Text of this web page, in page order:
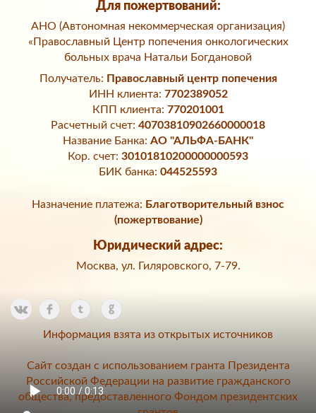
Для пожертвований:
АНО (Автономная некоммерческая организация)
«Православный Центр попечения онкологических
больных врача Натальи Богдановой
Получатель: Православный центр попечения
ИНН клиента: 7702389052
КПП клиента: 770201001
Расчетный счет: 40703810902660000018
Название Банка: АО "АЛЬФА-БАНК"
Кор. счет: 30101810200000000593
БИК банка: 044525593
Назначение платежа: Благотворительный взнос
(пожертвование)
Юридический адрес:
Москва, ул. Гиляровского, 7-79.
Информация взята из открытых источников
Сайт создан с использованием гранта Президента
Российской Федерации на развитие гражданского
общества, предоставленного Фондом президентских